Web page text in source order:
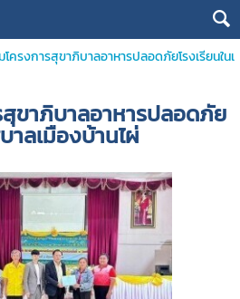
ครงการสุขาภิบาลอาหารปลอดภัยโรงเรียนในเ
ขาภิบาลอาหารปลอดภัย
าลเมืองบ้านไผ่